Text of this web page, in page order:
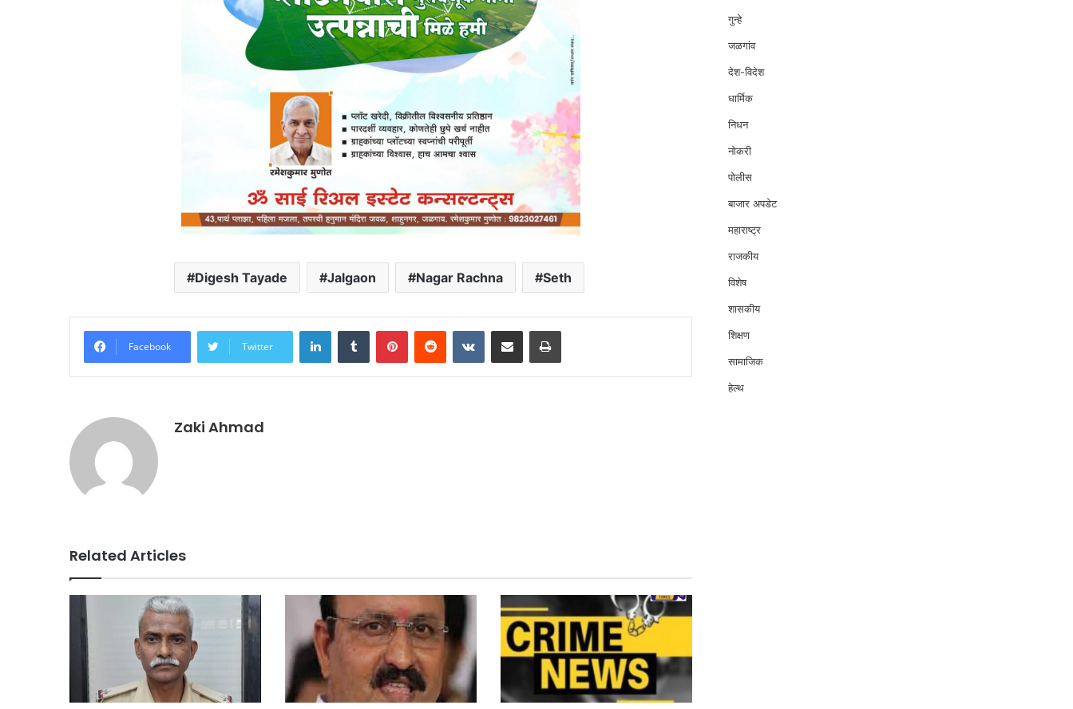
Digesh Tayade Jalgaon Nagar Rachna Seth
Facebook Twitter
LinkedInTumblr PinterestReddit VKontakteShare via Email Print
Zaki Ahmad
Related Articles
गुन्हे
जळगांव
देश-विदेश
धार्मिक
निधन
नोकरी
पोलीस
बाजार अपडेट
महाराष्ट्र
राजकीय
विशेष
शासकीय
शिक्षण
सामाजिक
हेल्थ